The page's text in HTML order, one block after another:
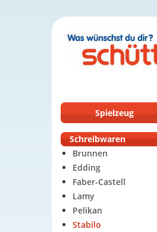
Spielzeug
Schreibwaren
Brunnen
Edding
Faber-Castell
Lamy
Pelikan
Stabilo